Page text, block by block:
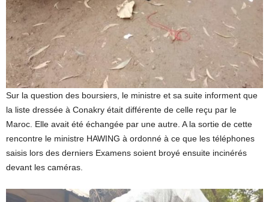
Sur la question des boursiers, le ministre et sa suite informent que
la liste dressée à Conakry était différente de celle reçu par le
Maroc. Elle avait été échangée par une autre. A la sortie de cette
rencontre le ministre HAWING à ordonné à ce que les téléphones
saisis lors des derniers Examens soient broyé ensuite incinérés
devant les caméras.